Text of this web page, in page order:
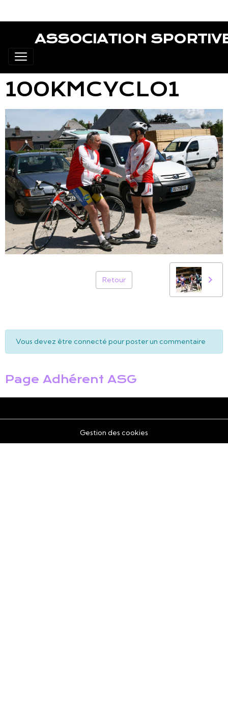
ASSOCIATION
100KMCYCLO1
Retour
Vous devez être connecté pour poster un commentaire
Page Adhérent ASG
Gestion des cookies